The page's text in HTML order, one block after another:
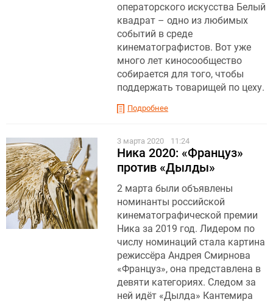
операторского искусства Белый
квадрат – одно из любимых
событий в среде
кинематографистов. Вот уже
много лет киносообщество
собирается для того, чтобы
поддержать товарищей по цеху.
Подробнее
3 марта 2020 11:24
Ника 2020: «Француз»
против «Дылды»
2 марта были объявлены
номинанты российской
кинематографической премии
Ника за 2019 год. Лидером по
числу номинаций стала картина
режиссёра Андрея Смирнова
«Француз», она представлена в
девяти категориях. Следом за
ней идёт «Дылда» Кантемира